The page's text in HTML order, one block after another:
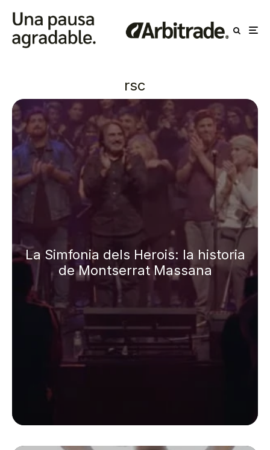
rsc
La Simfonia dels Herois: la historia
de Montserrat Massana